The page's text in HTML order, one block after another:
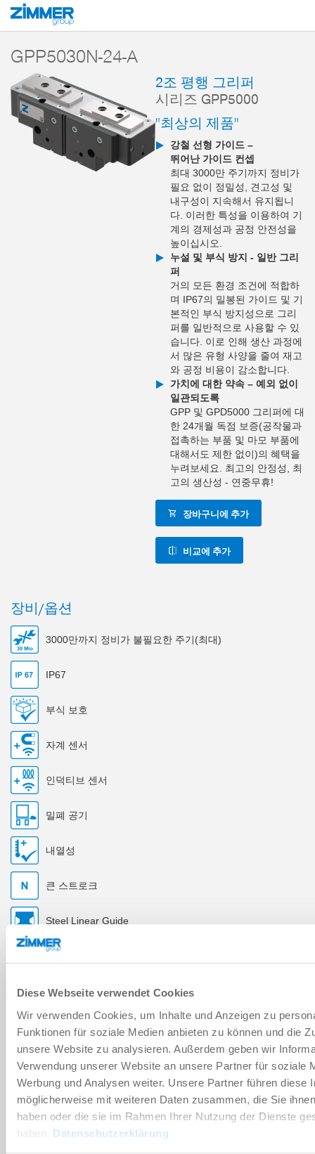
Diese Webseite verwendet Cookies
Wir verwenden Cookies, um Inhalte und Anzeigen zu
Funktionen für soziale Medien anbieten zu können und die
unsere Website zu analysieren. Außerdem geben wir
Verwendung unserer Website an unsere Partner für soziale
Werbung und Analysen weiter. Unsere Partner führen diese
möglicherweise mit weiteren Daten zusammen, die Sie
haben oder die sie im Rahmen Ihrer Nutzung der Dienste
haben. Datenschutzerklärung
시작 제품
GPP5030N-24-A
2조 평행 그리퍼
시리즈 GPP5000
"최상의 제품"
강철 선형 가이드 –
뛰어난 가이드 컨셉
최대 3000만 주기까지 정비가
필요 없이 정밀성, 견고성 및
내구성이 지속해서 유지됩니
다. 이러한 특성을 이용하여 기
계의 경제성과 공정 안전성을
높이십시오.
누설 및 부식 방지 - 일반 그리
퍼
거의 모든 환경 조건에 적합하
며 IP67의 밀봉된 가이드 및 기
본적인 부식 방지성으로 그리
퍼를 일반적으로 사용할 수 있
습니다. 이로 인해 생산 과정에
서 많은 유형 사양을 줄여 재고
와 공정 비용이 감소합니다.
가치에 대한 약속 – 예외 없이
일관되도록
GPP 및 GPD5000 그리퍼에 대
한 24개월 독점 보증(공작물과
접촉하는 부품 및 마모 부품에
대해서도 제한 없이)의 혜택을
누려보세요. 최고의 안정성, 최
고의 생산성 - 연중무휴!
장바구니에 추가
비교에 추가
장비/옵션
3000만까지 정비가 불필요한 주기(최대)
IP67
부식 보호
자계 센서
인덕티브 센서
밀폐 공기
내열성
큰 스트로크
Steel Linear Guide
부속품
개별화
장점 세부 정보